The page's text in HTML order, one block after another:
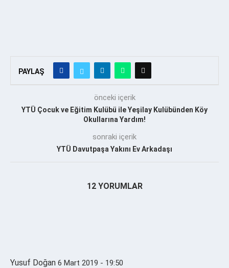
PAYLAŞ
önceki içerik
YTÜ Çocuk ve Eğitim Kulübü ile Yeşilay Kulübünden Köy
Okullarına Yardım!
sonraki içerik
YTÜ Davutpaşa Yakını Ev Arkadaşı
12 YORUMLAR
Yusuf Doğan 6 Mart 2019 - 19:50